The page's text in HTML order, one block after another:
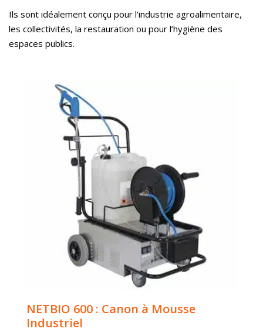
Ils sont idéalement conçu pour l’industrie agroalimentaire,
les collectivités, la restauration ou pour l’hygiène des
espaces publics.
NETBIO 600 : Canon à Mousse
Industriel